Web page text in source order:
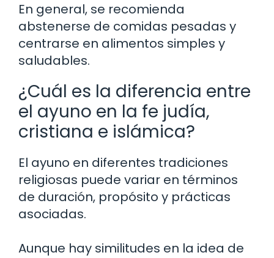
En general, se recomienda
abstenerse de comidas pesadas y
centrarse en alimentos simples y
saludables.
¿Cuál es la diferencia entre
el ayuno en la fe judía,
cristiana e islámica?
El ayuno en diferentes tradiciones
religiosas puede variar en términos
de duración, propósito y prácticas
asociadas.
Aunque hay similitudes en la idea de